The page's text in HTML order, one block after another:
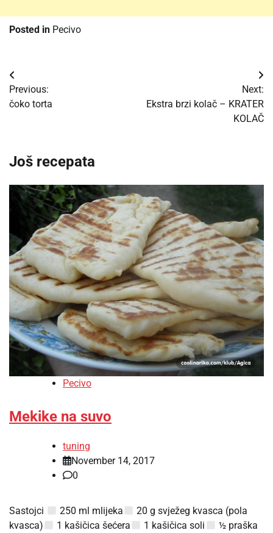
Posted in Pecivo
Post
navigation
Previous:
čoko torta
Next:
Ekstra brzi kolač – KRATER
KOLAČ
Još recepata
Pecivo
Mekike na suvo
tuning
November 14, 2017
0
Sastojci 250 ml mlijeka
20 g svježeg kvasca (pola
kvasca)
1 kašičica šećera 1 kašičica soli
½ praška